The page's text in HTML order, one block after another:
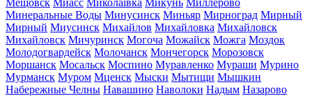
Мещовск Миасс Миколаївка Микунь Миллерово
Минеральные Воды Минусинск Миньяр Мирноград Мирный
Мирный Миусинск Михайлов Михайловка Михайловск
Михайловск Мичуринск Могоча Можайск Можга Моздок
Молодогвардейск Молочанск Мончегорск Морозовск
Моршанск Мосальск Моспино Муравленко Мураши Мурино
Мурманск Муром Мценск Мыски Мытищи Мышкин
Набережные Челны Навашино Наволоки Надым Назарово